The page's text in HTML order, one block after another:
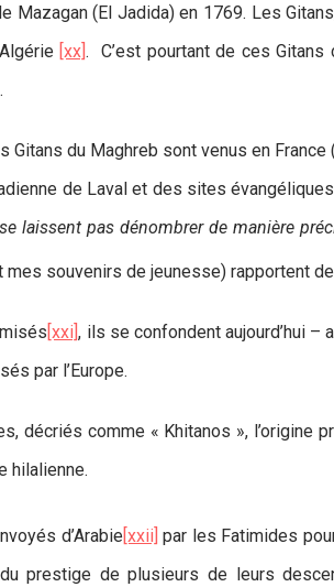
Mazagan (El Jadida) en 1769. Les
[xx] . C’est pourtant de ces Gitans
Gitans du Maghreb sont venus en
de Laval et des sites
laissent pas dénombrer de manière
souvenirs de jeunesse) rapportent
[xxi], ils se confondent aujourd’hui
par l’Europe.
décriés comme « Khitanos », l’origine
hilalienne.
d’Arabie [xxii] par les Fatimides
prestige de plusieurs de leurs